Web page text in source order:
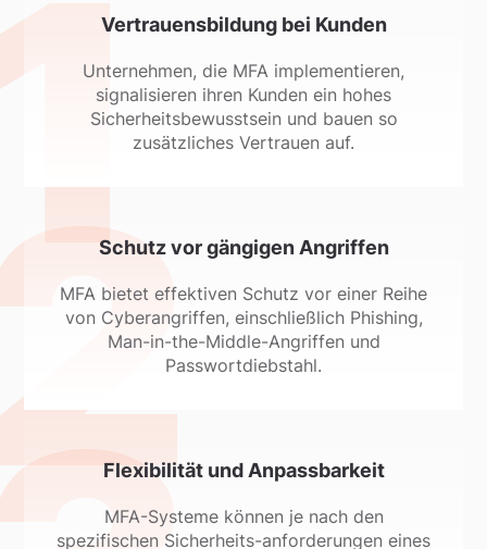
Vertrauensbildung bei Kunden
Unternehmen, die MFA implementieren,
signalisieren ihren Kunden ein hohes
Sicherheitsbewusstsein und bauen so
zusätzliches Vertrauen auf.
Schutz vor gängigen Angriffen
MFA bietet effektiven Schutz vor einer Reihe
von Cyberangriffen, einschließlich Phishing,
Man-in-the-Middle-Angriffen und
Passwortdiebstahl.
Flexibilität und Anpassbarkeit
MFA-Systeme können je nach den
spezifischen Sicherheits-anforderungen eines